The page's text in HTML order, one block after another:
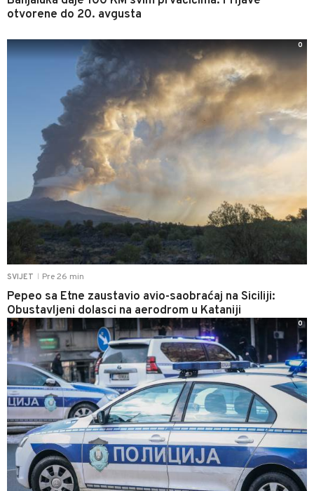
otvorene do 20. avgusta
SVIJET Pre 26 min
Pepeo sa Etne zaustavio avio-saobraćaj na Siciliji:
Obustavljeni dolasci na aerodrom u Kataniji
0
0